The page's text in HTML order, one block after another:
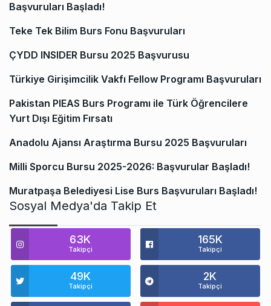
Başvuruları Başladı!
Teke Tek Bilim Burs Fonu Başvuruları
ÇYDD INSIDER Bursu 2025 Başvurusu
Türkiye Girişimcilik Vakfı Fellow Programı Başvuruları
Pakistan PIEAS Burs Programı ile Türk Öğrencilere
Yurt Dışı Eğitim Fırsatı
Anadolu Ajansı Araştırma Bursu 2025 Başvuruları
Milli Sporcu Bursu 2025-2026: Başvurular Başladı!
Muratpaşa Belediyesi Lise Burs Başvuruları Başladı!
Sosyal Medya'da Takip Et
63K
Takipçi
165K
Takipçi
49K
Takipçi
2K
Takipçi